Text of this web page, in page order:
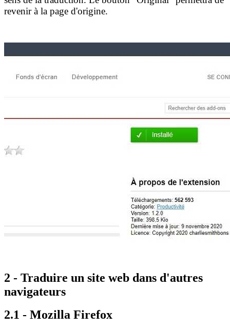
revenir à la page d'origine.
2 - Traduire un site web dans d'autres
navigateurs
2.1 - Mozilla Firefox